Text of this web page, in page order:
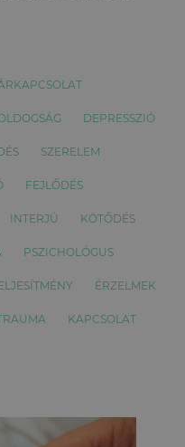
DEPRESSZIÓ
SZERELEM
FEJLŐDÉS
INTERJÚ KÖTŐDÉS
PSZICHOLÓGUS
ÉRZELMEK
KAPCSOLAT